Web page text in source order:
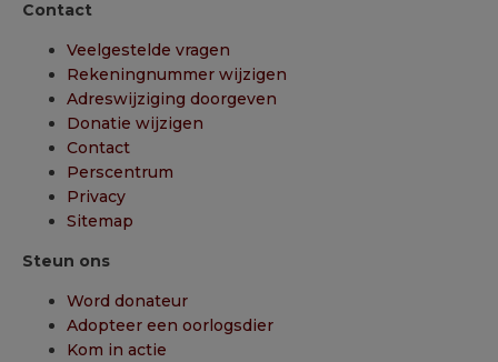
Contact
Veelgestelde vragen
Rekeningnummer wijzigen
Adreswijziging doorgeven
Donatie wijzigen
Contact
Perscentrum
Privacy
Sitemap
Steun ons
Word donateur
Adopteer een oorlogsdier
Kom in actie